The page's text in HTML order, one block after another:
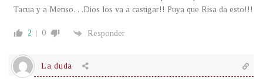
Tacua y a Menso. . .Dios los va a castigar!! Puya que Risa da esto!!!
2 0 Responder
La duda